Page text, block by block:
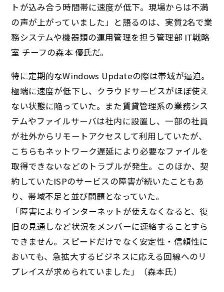
トが込み合う時間帯に速度が低下。現場からは不満
の声が上がっていました」と語るのは、実質2名で業
務システムや機器類の運用管理を担う管理部 IT戦略
室 チーフの森本 優氏だ。
特に定期的なWindows Updateの際は帯域が逼迫。
極端に速度が低下し、クラウドサービスがほぼ使え
ない状態に陥っていた。また賃貸管理系の業務シス
テムやファイルサーバは社内に設置し、一部の社員
が社外からリモートアクセスして利用していたが、
こちらもネットワーク遅延により必要なファイルを
取得できないなどのトラブルが発生。このほか、契
約していたISPのサービスの障害が続いたこともあ
り、帯域不足と並び問題となっていた。
「障害によりインターネットが使えなくなると、復
旧の見通しなど状況をメンバーに連絡することすら
できません。スピードだけでなく安定性・信頼性に
おいても、急拡大するビジネスに応える回線へのリ
プレイスが求められていました」（森本氏）